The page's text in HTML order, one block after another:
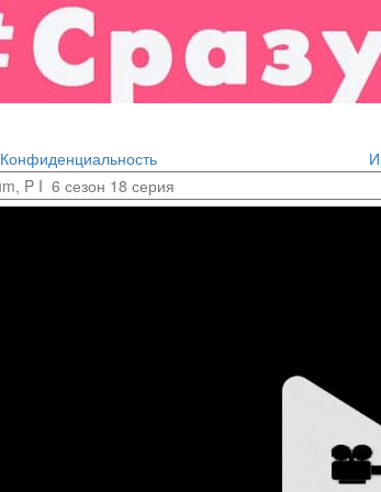
Конфиденциальность